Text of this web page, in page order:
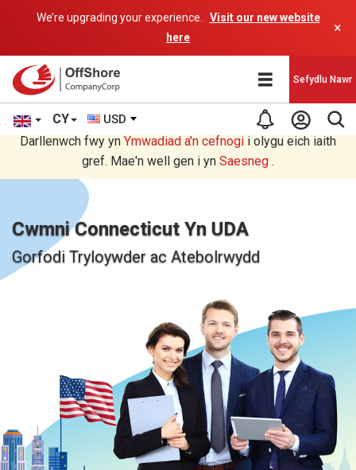
We’re upgrading your experience.
Visit our new website
here
×
CY USD
Sefydlu Nawr
Rydych chi'n darllen yn Welsh cyfieithu gan raglen AI.
Darllenwch fwy yn Ymwadiad a'n cefnogi i olygu eich iaith
gref. Mae'n well gen i yn Saesneg .
Cwmni Connecticut Yn UDA
Gorfodi Tryloywder ac Atebolrwydd